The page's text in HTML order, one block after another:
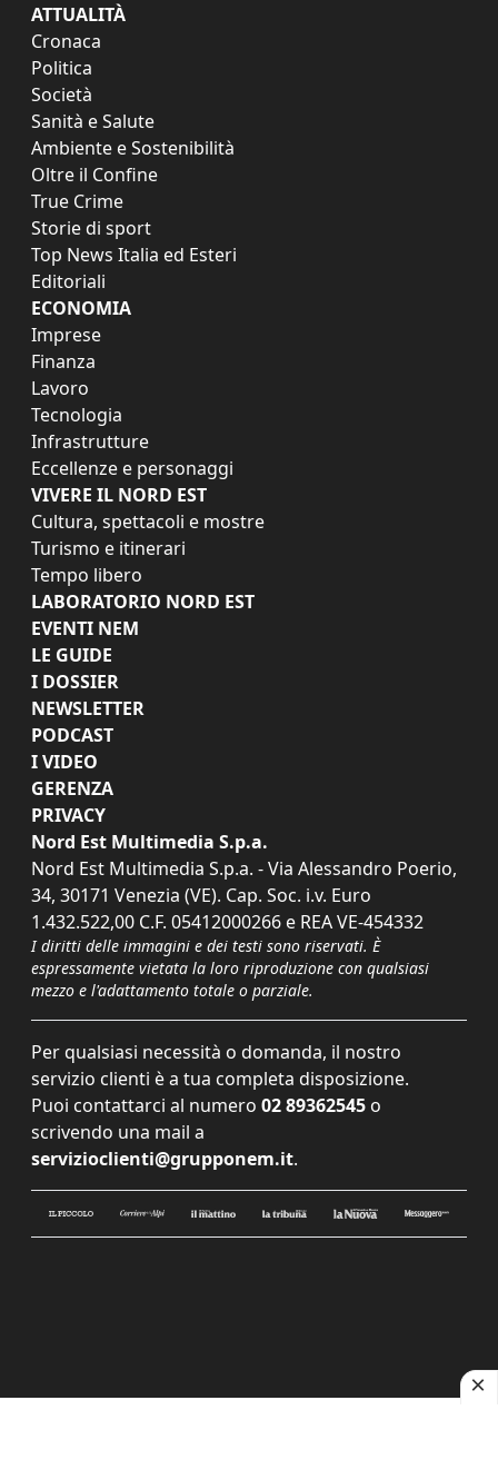
ATTUALITÀ
Cronaca
Politica
Società
Sanità e Salute
Ambiente e Sostenibilità
Oltre il Confine
True Crime
Storie di sport
Top News Italia ed Esteri
Editoriali
ECONOMIA
Imprese
Finanza
Lavoro
Tecnologia
Infrastrutture
Eccellenze e personaggi
VIVERE IL NORD EST
Cultura, spettacoli e mostre
Turismo e itinerari
Tempo libero
LABORATORIO NORD EST
EVENTI NEM
LE GUIDE
I DOSSIER
NEWSLETTER
PODCAST
I VIDEO
GERENZA
PRIVACY
Nord Est Multimedia S.p.a.
Nord Est Multimedia S.p.a. - Via Alessandro Poerio,
34, 30171 Venezia (VE). Cap. Soc. i.v. Euro
1.432.522,00 C.F. 05412000266 e REA VE-454332
I diritti delle immagini e dei testi sono riservati. È
espressamente vietata la loro riproduzione con qualsiasi
mezzo e l'adattamento totale o parziale.
Per qualsiasi necessità o domanda, il nostro
servizio clienti è a tua completa disposizione.
Puoi contattarci al numero 02 89362545 o
scrivendo una mail a
servizioclienti@grupponem.it.